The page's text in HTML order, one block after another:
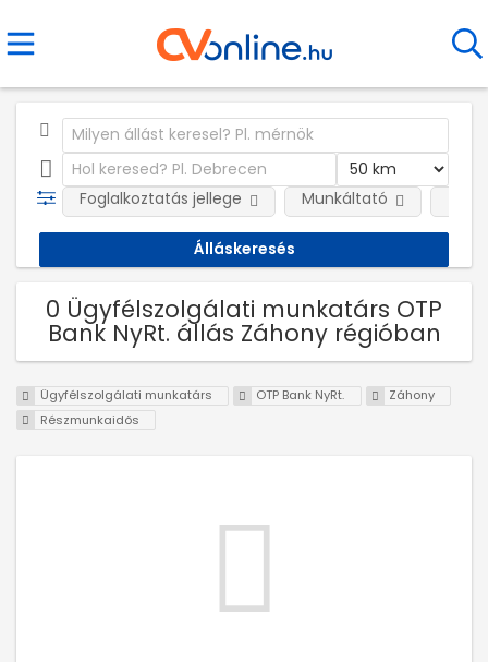
Foglalkoztatás jellege Munkáltató
0 Ügyfélszolgálati munkatárs OTP
Bank NyRt. állás Záhony régióban
Ügyfélszolgálati munkatárs OTP Bank NyRt.
Záhony
Részmunkaidős